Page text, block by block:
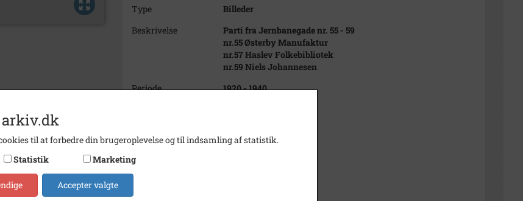
Type
Billeder
Beskrivelse
Parti fra Jernbanegade nr. 55 - 59
nr.55 Østerby Manufaktur
nr.57 Haslev Folkebibliotek
nr.59 Niels Johannesen
Periode
1920 - 1940
Se på kort
Type
arkiv.dk
til at forbedre din brugeroplevelse og til indsamling af statistik.
Statistik Marketing
Accepter valgte